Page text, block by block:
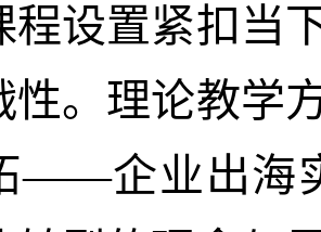
程设置紧扣当
性。理论教学
——企业出海